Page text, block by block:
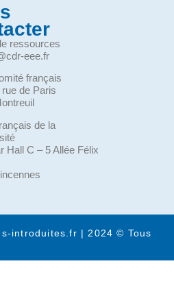
ressources
eee.fr
français
de Paris
de la
Hall C – 5 Allée Félix
introduites.fr | 2024 © Tous